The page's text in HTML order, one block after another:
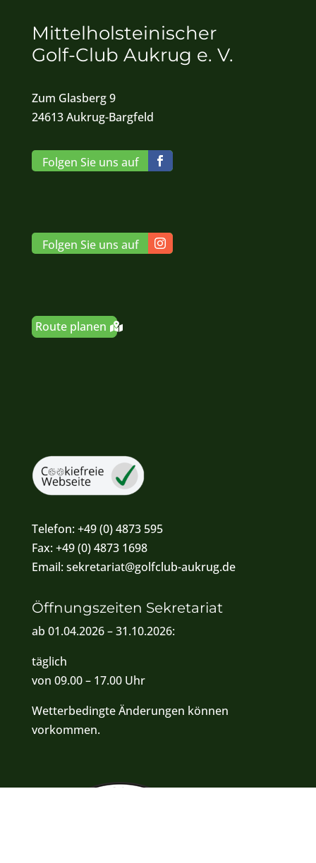
Mittelholsteinischer
Golf-Club Aukrug e. V.
Zum Glasberg 9
24613 Aukrug-Bargfeld
Folgen Sie uns auf
Folgen Sie uns auf
Route planen
Telefon:+49 (0) 4873 595
Fax:+49 (0) 4873 1698
Email:sekretariat@golfclub-aukrug.de
Öffnungszeiten Sekretariat
ab 01.04.2026 – 31.10.2026:
täglich
von 09.00 – 17.00 Uhr
Wetterbedingte Änderungen können
vorkommen.